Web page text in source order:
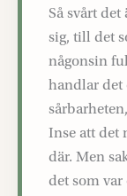
Så svårt
sig, till det
någonsin
handlar det
Inse att det
där. Men
det som var